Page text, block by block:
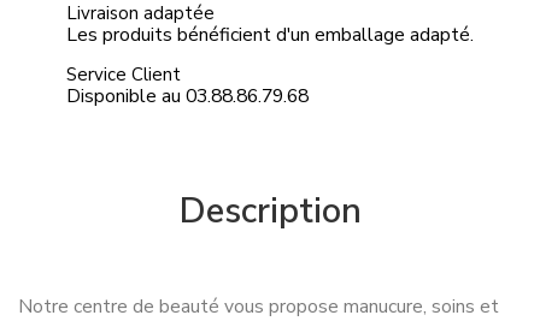
Livraison adaptée
Les produits bénéficient d'un emballage adapté.
Service Client
Disponible au 03.88.86.79.68
Description
Notre centre de beauté vous propose manucure, soins et